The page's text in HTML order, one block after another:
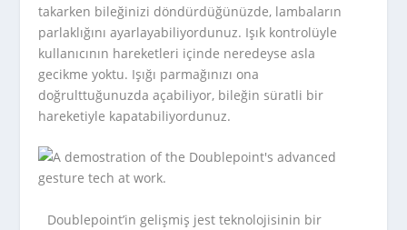
takarken bileğinizi döndürdüğünüzde, lambaların
parlaklığını ayarlayabiliyordunuz. Işık kontrolüyle
kullanıcının hareketleri içinde neredeyse asla
gecikme yoktu. Işığı parmağınızı ona
doğrulttuğunuzda açabiliyor, bileğin süratli bir
hareketiyle kapatabiliyordunuz.
Doublepoint’in gelişmiş jest teknolojisinin bir